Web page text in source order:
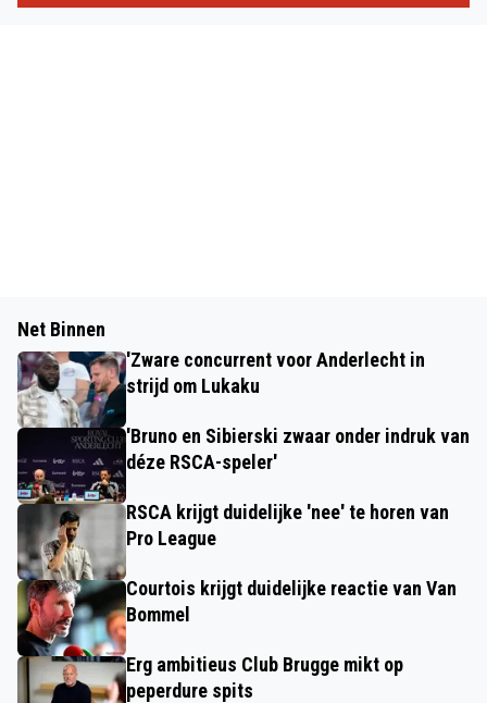
Net Binnen
'Zware concurrent voor Anderlecht in
strijd om Lukaku
'Bruno en Sibierski zwaar onder indruk van
déze RSCA-speler'
RSCA krijgt duidelijke 'nee' te horen van
Pro League
Courtois krijgt duidelijke reactie van Van
Bommel
Erg ambitieus Club Brugge mikt op
peperdure spits